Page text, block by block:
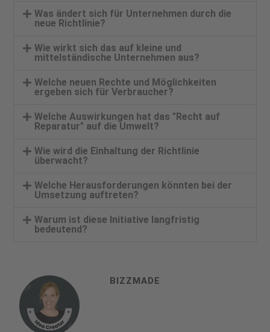
Was ändert sich für Unternehmen durch die
neue Richtlinie?
Wie wirkt sich das auf kleine und
mittelständische Unternehmen aus?
Welche neuen Rechte und Möglichkeiten
ergeben sich für Verbraucher?
Welche Auswirkungen hat das "Recht auf
Reparatur" auf die Umwelt?
Wie wird die Einhaltung der Richtlinie
überwacht?
Welche Herausforderungen könnten bei der
Umsetzung auftreten?
Warum ist diese Initiative langfristig
bedeutend?
BIZZMADE